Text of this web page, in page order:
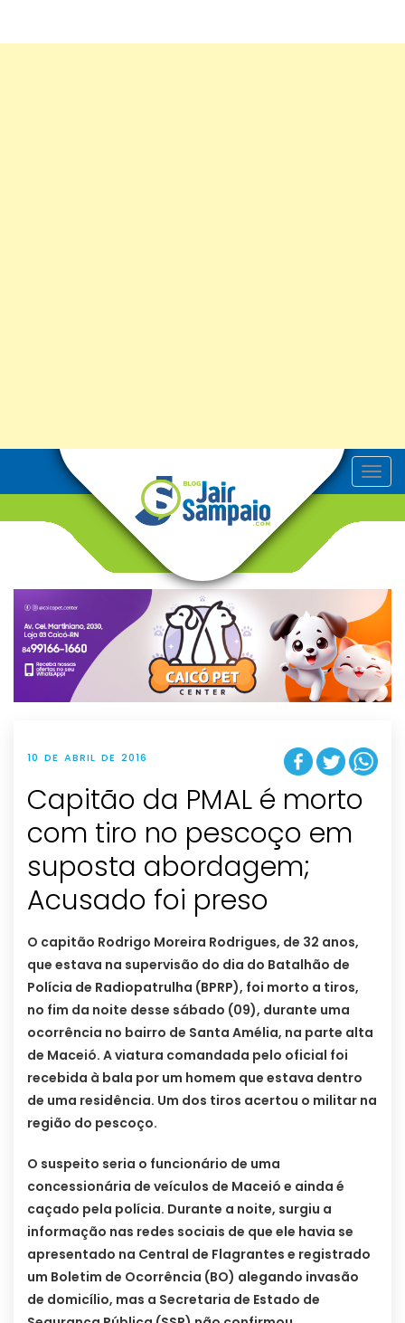
T
o
v
g
t
i
o
n
10 DE ABRIL DE 2016
Capitão da PMAL é morto
com tiro no pescoço em
suposta abordagem;
Acusado foi preso
O capitão Rodrigo Moreira Rodrigues, de 32 anos,
que estava na supervisão do dia do Batalhão de
Polícia de Radiopatrulha (BPRP), foi morto a tiros,
no fim da noite desse sábado (09), durante uma
ocorrência no bairro de Santa Amélia, na parte alta
de Maceió. A viatura comandada pelo oficial foi
recebida à bala por um homem que estava dentro
de uma residência. Um dos tiros acertou o militar na
região do pescoço.
O suspeito seria o funcionário de uma
concessionária de veículos de Maceió e ainda é
caçado pela polícia. Durante a noite, surgiu a
informação nas redes sociais de que ele havia se
apresentado na Central de Flagrantes e registrado
um Boletim de Ocorrência (BO) alegando invasão
de domicílio, mas a Secretaria de Estado de